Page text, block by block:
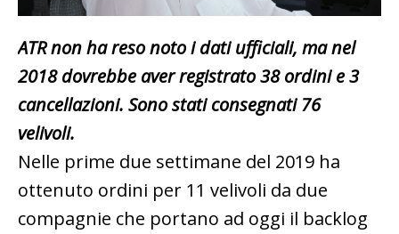
ATR non ha reso noto i dati ufficiali, ma nel
2018 dovrebbe aver registrato 38 ordini e 3
cancellazioni. Sono stati consegnati 76
velivoli.
Nelle prime due settimane del 2019 ha
ottenuto ordini per 11 velivoli da due
compagnie che portano ad oggi il backlog